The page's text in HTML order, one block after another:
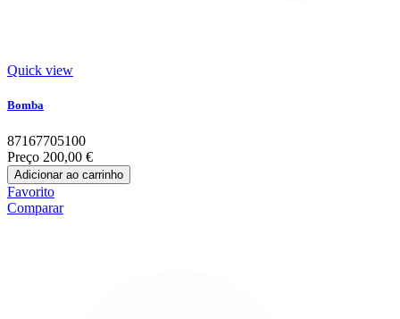
Quick view
Bomba
87167705100
Preço 200,00 €
Adicionar ao carrinho
Favorito
Comparar